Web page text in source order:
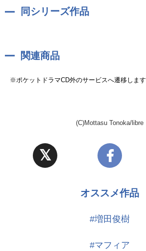
同シリーズ作品
関連商品
※ポケットドラマCD外のサービスへ遷移します
(C)Mottasu Tonoka/libre
オススメ作品
#増田俊樹
#マフィア